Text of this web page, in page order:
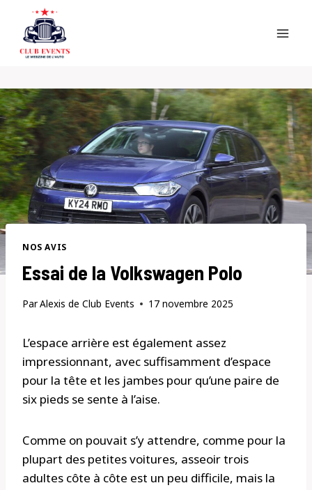
content
NOS AVIS
Essai de la Volkswagen Polo
ParAlexis de Club Events 17 novembre 2025
L’espace arrière est également assez
impressionnant, avec suffisamment d’espace
pour la tête et les jambes pour qu’une paire de
six pieds se sente à l’aise.
Comme on pouvait s’y attendre, comme pour la
plupart des petites voitures, asseoir trois
adultes côte à côte est un peu difficile, mais la